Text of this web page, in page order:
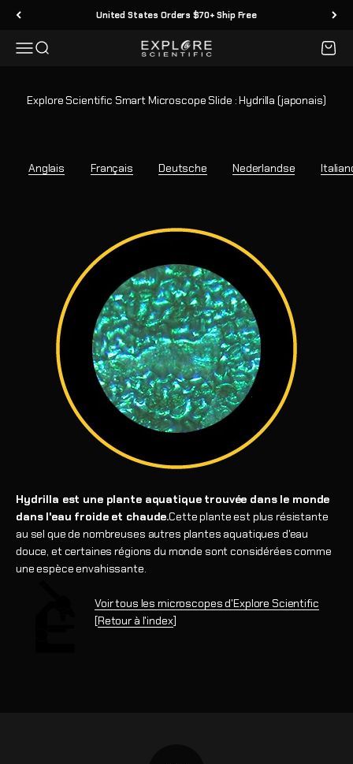
Passer au contenu United States Orders $70+ Ship Free
MenuRecherche Explore Scientific Panier
Explore Scientific Smart Microscope Slide : Hydrilla (japonais)
Anglais Français Deutsche Nederlandse
Hydrilla est une plante aquatique trouvée dans le monde
dans l'eau froide et chaude.Cette plante est plus résistante
au sel que de nombreuses autres plantes aquatiques d'eau
douce, et certaines régions du monde sont considérées comme
une espèce envahissante.
Voir tous les microscopes d'Explore Scientific
[Retour à l'index]